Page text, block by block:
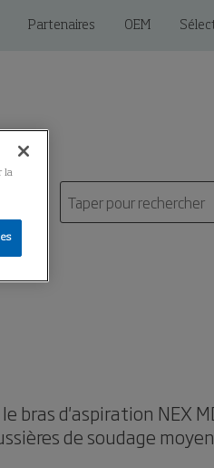
Partenaires OEM
bras d'aspiration NEX
de soudage
la